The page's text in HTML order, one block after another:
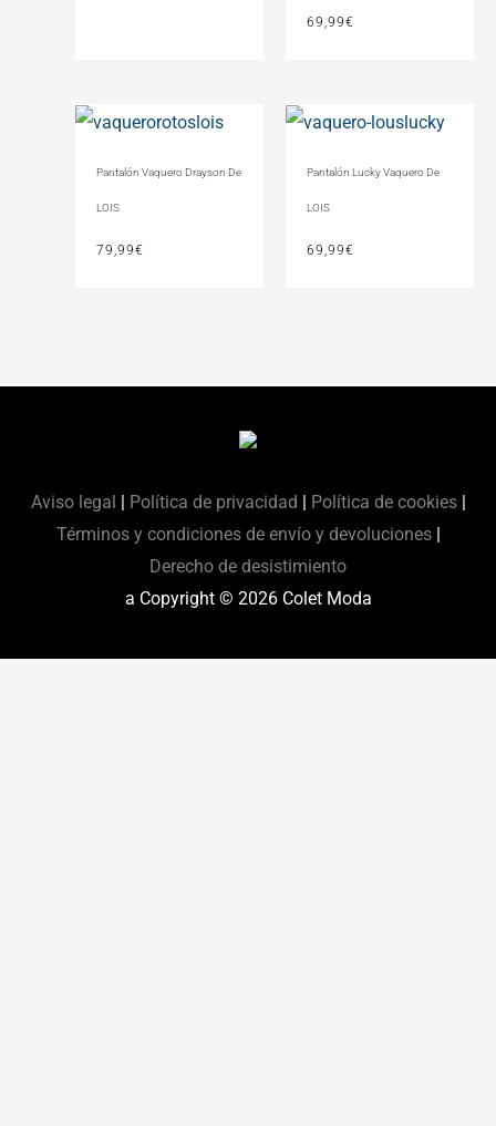
69,99€
Pantalón Vaquero Drayson De
LOIS
79,99€
Pantalón Lucky Vaquero De
LOIS
69,99€
Aviso legal | Política de privacidad | Política de cookies|
Términos y condiciones de envío y devoluciones|
Derecho de desistimiento
a Copyright © 2026 Colet Moda